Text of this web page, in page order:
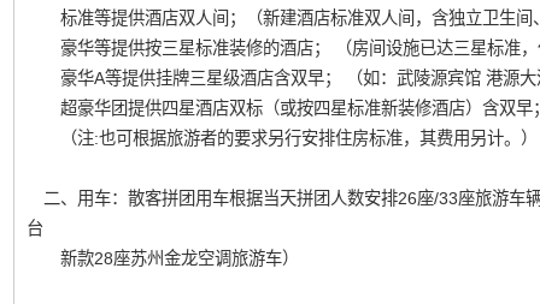
标准等提供酒店双人间；（新建酒店标准双人间，含独立卫生间
豪华等提供按三星标准装修的酒店； （房间设施已达三星标准，
豪华A等提供挂牌三星级酒店含双早； （如：武陵源宾馆 港源大
超豪华团提供四星酒店双标（或按四星标准新装修酒店）含双早
（注:也可根据旅游者的要求另行安排住房标准，其费用另计。）
二、用车：散客拼团用车根据当天拼团人数安排26座/33座旅游车
台
新款28座苏州金龙空调旅游车）